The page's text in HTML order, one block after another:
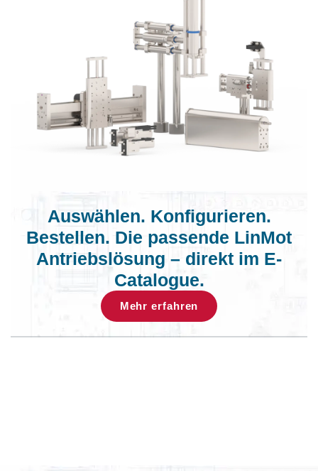
Auswählen. Konfigurieren.
Bestellen. Die passende LinMot
Antriebslösung – direkt im E-
Catalogue.
Mehr erfahren